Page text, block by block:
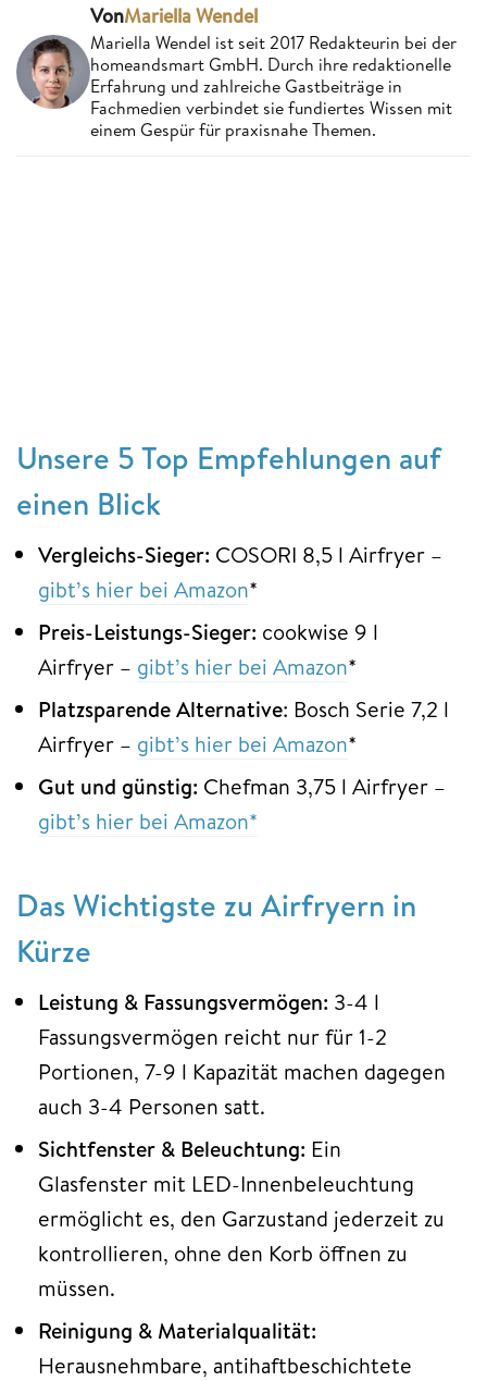
VonMariella Wendel
Mariella Wendel ist seit 2017 Redakteurin bei der
homeandsmart GmbH. Durch ihre redaktionelle
Erfahrung und zahlreiche Gastbeiträge in
Fachmedien verbindet sie fundiertes Wissen mit
einem Gespür für praxisnahe Themen.
Unsere 5 Top Empfehlungen auf
einen Blick
Vergleichs-Sieger: COSORI 8,5 l Airfryer –
gibt’s hier bei Amazon*
Preis-Leistungs-Sieger: cookwise 9 l
Airfryer – gibt’s hier bei Amazon*
Platzsparende Alternative: Bosch Serie 7,2 l
Airfryer – gibt’s hier bei Amazon*
Gut und günstig: Chefman 3,75 l Airfryer –
gibt’s hier bei Amazon*
Das Wichtigste zu Airfryern in
Kürze
Leistung & Fassungsvermögen: 3-4 l
Fassungsvermögen reicht nur für 1-2
Portionen, 7-9 l Kapazität machen dagegen
auch 3-4 Personen satt.
Sichtfenster & Beleuchtung: Ein
Glasfenster mit LED-Innenbeleuchtung
ermöglicht es, den Garzustand jederzeit zu
kontrollieren, ohne den Korb öffnen zu
müssen.
Reinigung & Materialqualität:
Herausnehmbare, antihaftbeschichtete